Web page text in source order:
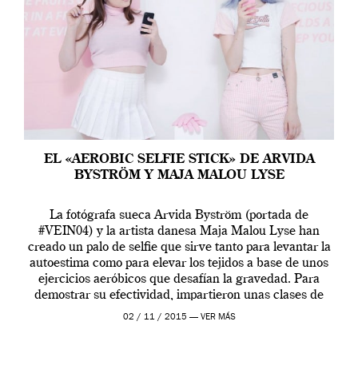
EL «AEROBIC SELFIE STICK» DE ARVIDA
BYSTRÖM Y MAJA MALOU LYSE
La fotógrafa sueca Arvida Byström (portada de
#VEIN04) y la artista danesa Maja Malou Lyse han
creado un palo de selfie que sirve tanto para levantar la
autoestima como para elevar los tejidos a base de unos
ejercicios aeróbicos que desafían la gravedad. Para
demostrar su efectividad, impartieron unas clases de
prueba en el Tate […]
02 / 11 / 2015 — VER MÁS